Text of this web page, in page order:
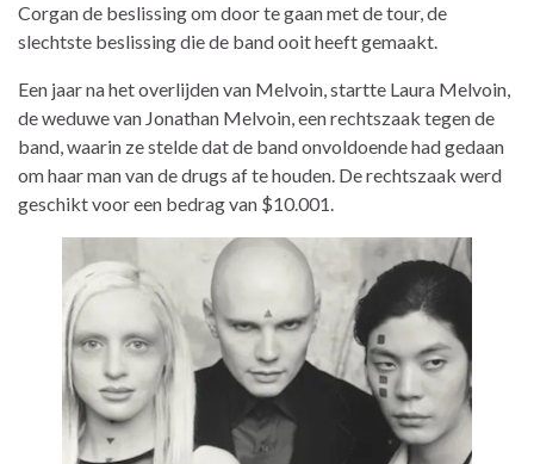
Corgan de beslissing om door te gaan met de tour, de
slechtste beslissing die de band ooit heeft gemaakt.
Een jaar na het overlijden van Melvoin, startte Laura Melvoin,
de weduwe van Jonathan Melvoin, een rechtszaak tegen de
band, waarin ze stelde dat de band onvoldoende had gedaan
om haar man van de drugs af te houden. De rechtszaak werd
geschikt voor een bedrag van $10.001.